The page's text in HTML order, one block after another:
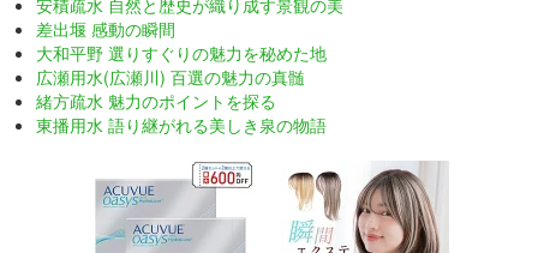
安積疏水 自然と歴史が織り成す景観の美
差出堰 感動の瞬間
大和平野 選りすぐりの魅力を秘めた地
広瀬用水(広瀬川) 百選の魅力の真髄
緒方疏水 魅力のポイントを探る
東播用水 語り継がれる美しき泉の物語